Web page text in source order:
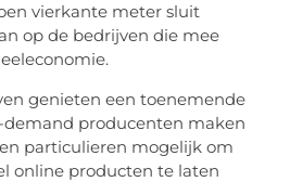
vierkante meter sluit
op de bedrijven die mee
genieten een toenemende
producenten maken
particulieren mogelijk om
online producten te laten